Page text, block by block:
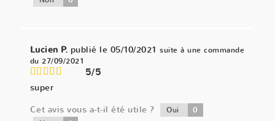
Lucien P. publié le 05/10/2021 suite à une commande
du 27/09/2021
5/5
super
Cet avis vous a-t-il été utile ?
Oui 0